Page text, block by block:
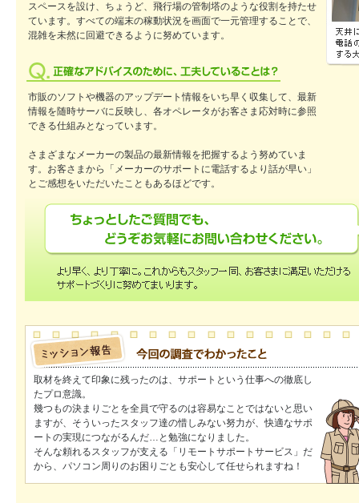
スペースを設け、ちょうど、飛行場の管制塔のような役割を持たせ
ています。すべての端末の稼動状況を画面で一元管理することで、
混雑を未然に回避できるように努めています。
市販のソフトや機器のアップデート情報をいち早く収集して、最新
情報を随時サーバに反映し、各オペレータがお客さま応対時に参照
できる仕組みとなっています。
さまざまなメーカーの製品の最新情報を把握するよう努めていま
す。お客さまから「メーカーのサポートに電話するより話が早い」
とご感想をいただいたこともあるほどです。
取材を終えて印象に残ったのは、サポートという仕事への徹底し
たプロ意識。
幾つもの決まりごとを全員で守るのは容易なことではないと思い
ますが、そういったスタッフ達の惜しみない努力が、快適なサポ
ートの実現につながるんだ…と勉強になりました。
そんな頼れるスタッフが支える「リモートサポートサービス」だ
から、パソコン周りのお困りごとも安心して任せられますね！